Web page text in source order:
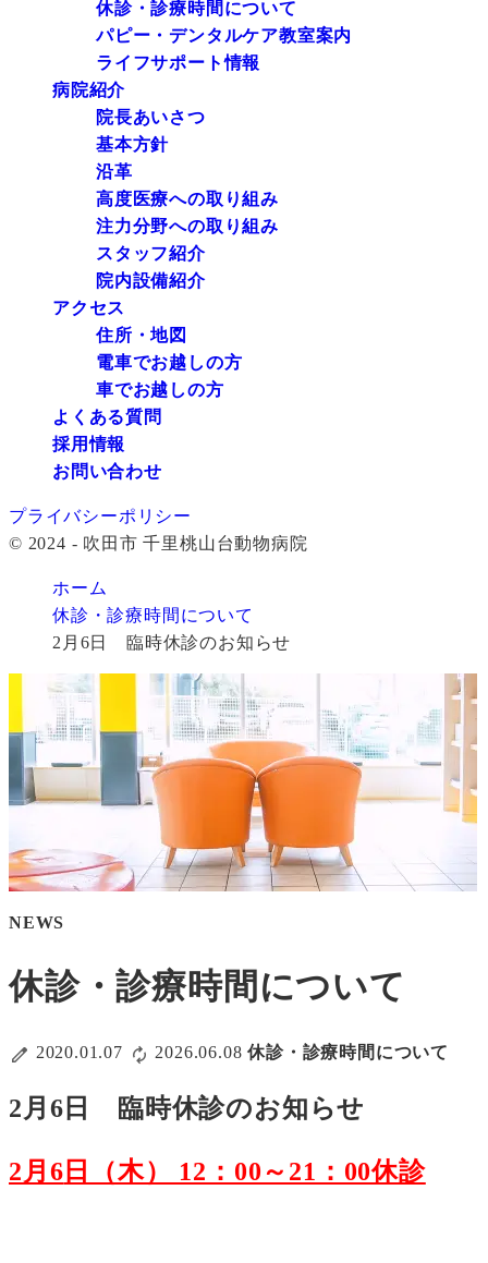
休診・診療時間について
パピー・デンタルケア教室案内
ライフサポート情報
病院紹介
院長あいさつ
基本方針
沿革
高度医療への取り組み
注力分野への取り組み
スタッフ紹介
院内設備紹介
アクセス
住所・地図
電車でお越しの方
車でお越しの方
よくある質問
採用情報
お問い合わせ
プライバシーポリシー
© 2024 - 吹田市 千里桃山台動物病院
ホーム
休診・診療時間について
2月6日 臨時休診のお知らせ
NEWS
休診・診療時間について
2020.01.07 2026.06.08休診・診療時間について
2月6日 臨時休診のお知らせ
2月6 日（木） 12：00～21：00休診